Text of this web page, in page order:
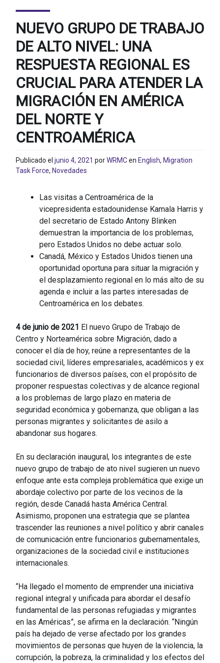
NUEVO GRUPO DE TRABAJO
DE ALTO NIVEL: UNA
RESPUESTA REGIONAL ES
CRUCIAL PARA ATENDER LA
MIGRACIÓN EN AMÉRICA
DEL NORTE Y
CENTROAMÉRICA
Publicado el junio 4, 2021 porWRMCen English, Migration
Task Force, Novedades
Las visitas a Centroamérica de la
vicepresidenta estadounidense Kamala Harris y
del secretario de Estado Antony Blinken
demuestran la importancia de los problemas,
pero Estados Unidos no debe actuar solo.
Canadá, México y Estados Unidos tienen una
oportunidad oportuna para situar la migración y
el desplazamiento regional en lo más alto de su
agenda e incluir a las partes interesadas de
Centroamérica en los debates.
4 de junio de 2021 El nuevo Grupo de Trabajo de
Centro y Norteamérica sobre Migración, dado a
conocer el día de hoy, reúne a representantes de la
sociedad civil, líderes empresariales, académicos y ex
funcionarios de diversos países, con el propósito de
proponer respuestas colectivas y de alcance regional
a los problemas de largo plazo en materia de
seguridad económica y gobernanza, que obligan a las
personas migrantes y solicitantes de asilo a
abandonar sus hogares.
En su declaración inaugural, los integrantes de este
nuevo grupo de trabajo de ato nivel sugieren un nuevo
enfoque ante esta compleja problemática que exige un
abordaje colectivo por parte de los vecinos de la
región, desde Canadá hasta América Central.
Asimismo, proponen una estrategia que se plantea
trascender las reuniones a nivel político y abrir canales
de comunicación entre funcionarios gubernamentales,
organizaciones de la sociedad civil e instituciones
internacionales.
“Ha llegado el momento de emprender una iniciativa
regional integral y unificada para abordar el desafío
fundamental de las personas refugiadas y migrantes
en las Américas”, se afirma en la declaración. “Ningún
país ha dejado de verse afectado por los grandes
movimientos de personas que huyen de la violencia, la
corrupción, la pobreza, la criminalidad y los efectos del